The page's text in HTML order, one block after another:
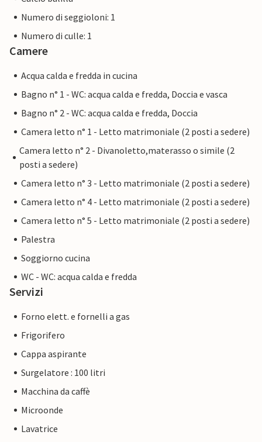
Numero di seggioloni: 1
Numero di culle: 1
Camere
Acqua calda e fredda in cucina
Bagno n° 1 - WC: acqua calda e fredda, Doccia e vasca
Bagno n° 2 - WC: acqua calda e fredda, Doccia
Camera letto n° 1 - Letto matrimoniale (2 posti a sedere)
Camera letto n° 2 - Divanoletto,materasso o simile (2
posti a sedere)
Camera letto n° 3 - Letto matrimoniale (2 posti a sedere)
Camera letto n° 4 - Letto matrimoniale (2 posti a sedere)
Camera letto n° 5 - Letto matrimoniale (2 posti a sedere)
Palestra
Soggiorno cucina
WC - WC: acqua calda e fredda
Servizi
Forno elett. e fornelli a gas
Frigorifero
Cappa aspirante
Surgelatore : 100 litri
Macchina da caffè
Microonde
Lavatrice